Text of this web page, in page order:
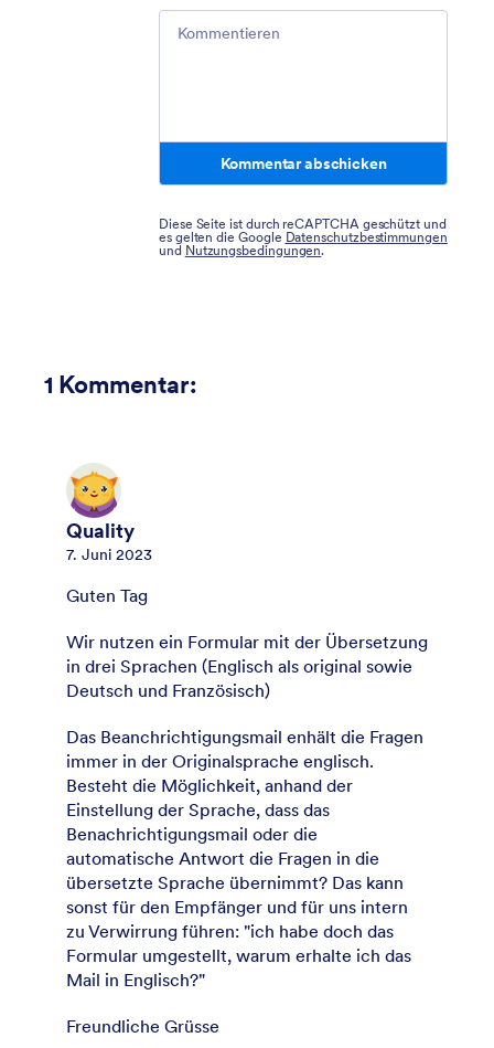
Comment
Kommentar abschicken
Diese Seite ist durch reCAPTCHA geschützt und
es gelten die Google Datenschutzbestimmungen
und Nutzungsbedingungen.
1 Kommentar:
Quality
7. Juni 2023
Guten Tag
Wir nutzen ein Formular mit der Übersetzung
in drei Sprachen (Englisch als original sowie
Deutsch und Französisch)
Das Beanchrichtigungsmail enhält die Fragen
immer in der Originalsprache englisch.
Besteht die Möglichkeit, anhand der
Einstellung der Sprache, dass das
Benachrichtigungsmail oder die
automatische Antwort die Fragen in die
übersetzte Sprache übernimmt? Das kann
sonst für den Empfänger und für uns intern
zu Verwirrung führen: "ich habe doch das
Formular umgestellt, warum erhalte ich das
Mail in Englisch?"
Freundliche Grüsse